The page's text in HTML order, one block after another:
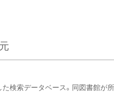
検索データベース。同図書館が